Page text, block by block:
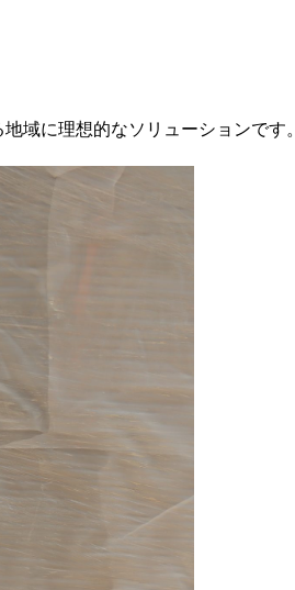
域に理想的なソリューションです。